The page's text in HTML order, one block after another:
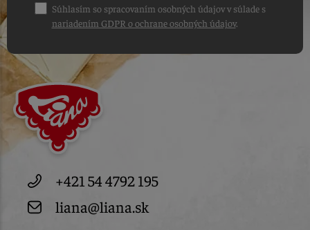
Súhlasím so spracovaním osobných údajov v súlade s
nariadením GDPR o ochrane osobných údajov.
+421 54 4792 195
liana@liana.sk